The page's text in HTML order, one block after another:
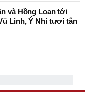
và Hồng Loan tới
Linh, Ý Nhi tươi tắn